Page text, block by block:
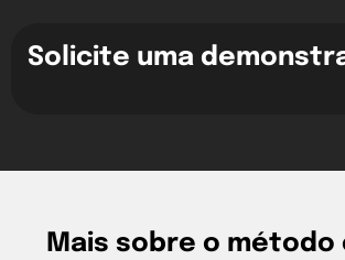
Solicite uma
Mais sobre o método